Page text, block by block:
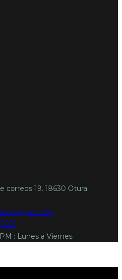
correos 19. 18630 Otura
601
: Lunes a Viernes